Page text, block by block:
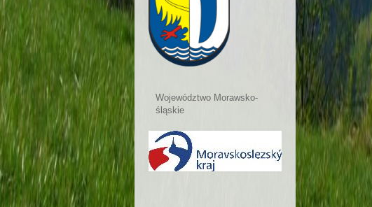
Województwo Morawsko-
śląskie